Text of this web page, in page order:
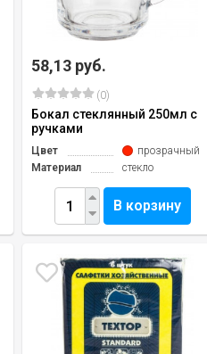
58,13 руб.
(0)
Бокал стеклянный 250мл с
ручками
Цвет
прозрачный
Материал
стекло
В корзину